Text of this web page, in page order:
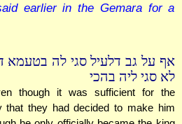
earlier in the Gemara for a
אף על גב דלעיל סגי לה בטעמא
לא סגי ליה בהכי
though it was sufficient for the
that they had decided to make him